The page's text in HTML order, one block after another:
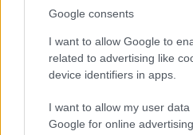
Google consents
I want to allow Google to
related to advertising like
device identifiers in apps.
I want to allow my user
Google for online
Alföldi Róbert és Törőcsik
Legnépszerűbb cikkeinkből: